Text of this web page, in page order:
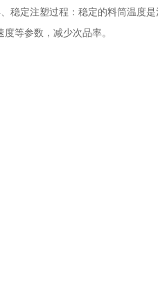
稳定注塑过程：稳定的料筒温度
度等参数，减少次品率。